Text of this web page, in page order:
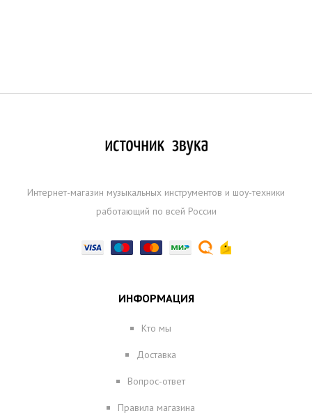
Интернет-магазин музыкальных инструментов и шоу-техники
работающий по всей России
ИНФОРМАЦИЯ
Кто мы
Доставка
Вопрос-ответ
Правила магазина